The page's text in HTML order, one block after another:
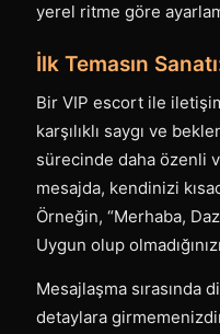
yerel ritme göre
İlk Temasın
Bir VIP escort ile
karşılıklı saygı ve
sürecinde daha özenli
mesajda, kendinizi
Örneğin, “Merhaba,
Uygun olup
Mesajlaşma sırasında
detaylara